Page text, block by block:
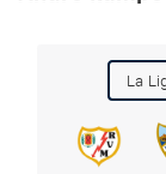
La